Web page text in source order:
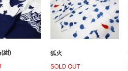
(紺)
狐火
SOLD OUT